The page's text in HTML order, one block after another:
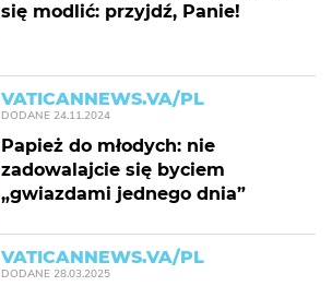
się modlić: przyjdź, Panie!
VATICANNEWS.VA/PL
DODANE 24.11.2024
Papież do młodych: nie
zadowalajcie się byciem
„gwiazdami jednego dnia”
VATICANNEWS.VA/PL
DODANE 28.03.2025